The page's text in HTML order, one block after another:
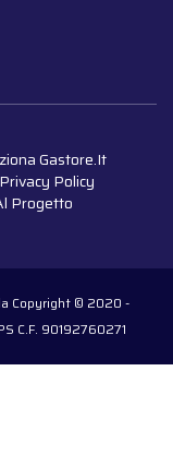
Gastore.it
Privacy Policy
Progetto
Copyright © 2020 -
C.F. 90192760271